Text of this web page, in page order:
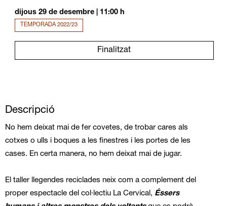
dijous 29 de desembre| 11:00 h
TEMPORADA 2022/23
Finalitzat
Descripció
No hem deixat mai de fer covetes, de trobar cares als
cotxes o ulls i boques a les finestres i les portes de les
cases. En certa manera, no hem deixat mai de jugar.
El taller llegendes reciclades neix com a complement del
proper espectacle del col·lectiu La Cervical, Éssers